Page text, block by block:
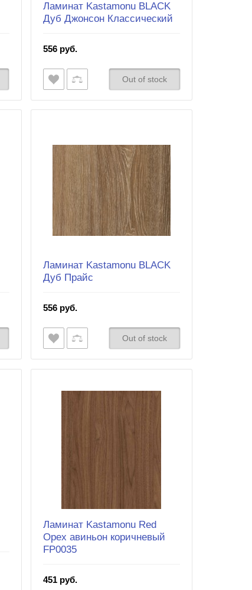
Ламинат Kastamonu BLACK
Дуб Джонсон Классический
556 руб.
Out of stock
Ламинат Kastamonu BLACK
Дуб Прайс
556 руб.
Out of stock
Ламинат Kastamonu Red
Орех авиньон коричневый
FP0035
451 руб.